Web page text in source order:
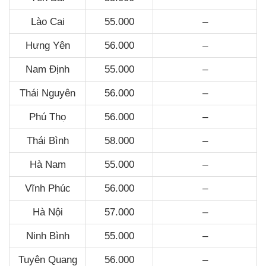
Lào Cai 55.000 –
Hưng Yên 56.000 –
Nam Định 55.000 –
Thái Nguyên 56.000 –
Phú Thọ 56.000 –
Thái Bình 58.000 –
Hà Nam 55.000 –
Vĩnh Phúc 56.000 –
Hà Nội 57.000 –
Ninh Bình 55.000 –
Tuyên Quang 56.000 –